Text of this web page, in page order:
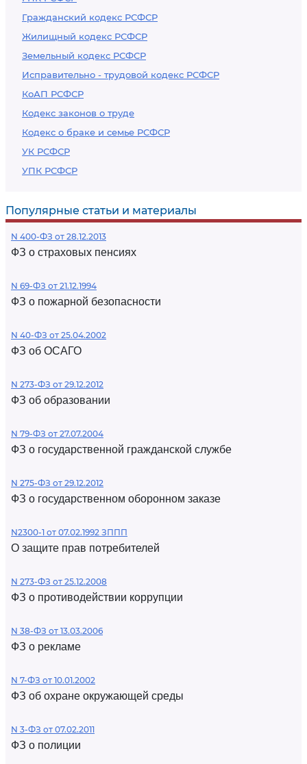
Гражданский кодекс РСФСР
Жилищный кодекс РСФСР
Земельный кодекс РСФСР
Исправительно - трудовой кодекс РСФСР
КоАП РСФСР
Кодекс законов о труде
Кодекс о браке и семье РСФСР
УК РСФСР
УПК РСФСР
Популярные статьи и материалы
N 400-ФЗ от 28.12.2013
ФЗ о страховых пенсиях
N 69-ФЗ от 21.12.1994
ФЗ о пожарной безопасности
N 40-ФЗ от 25.04.2002
ФЗ об ОСАГО
N 273-ФЗ от 29.12.2012
ФЗ об образовании
N 79-ФЗ от 27.07.2004
ФЗ о государственной гражданской службе
N 275-ФЗ от 29.12.2012
ФЗ о государственном оборонном заказе
N2300-1 от 07.02.1992 ЗППП
О защите прав потребителей
N 273-ФЗ от 25.12.2008
ФЗ о противодействии коррупции
N 38-ФЗ от 13.03.2006
ФЗ о рекламе
N 7-ФЗ от 10.01.2002
ФЗ об охране окружающей среды
N 3-ФЗ от 07.02.2011
ФЗ о полиции